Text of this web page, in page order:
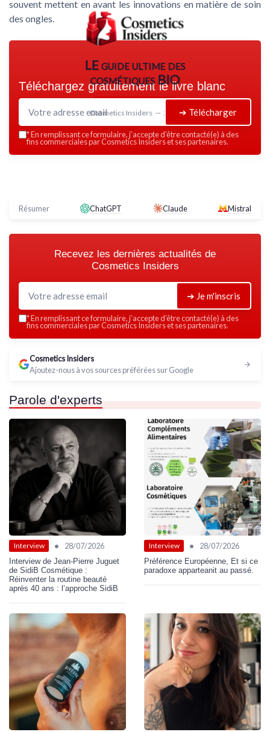
souvent mettent en avant les innovations en matière de soin
des ongles.
LE guide ultime des
cosmétiques BIO
Cosmetics Insiders — 2026
Téléchargez gratuitement le livre blanc
➔ Télécharger
*En remplissant ce formulaire, j’accepte d’être contacté(e) à des
fins commerciales par Cosmetics Insiders et ses partenaires.
Résumer ChatGPT Claude Mistral
Recevez les dernières actualités de
Cosmetics Insiders
➔ Je m'inscris
*En remplissant ce formulaire, j’accepte d’être contacté(e) à des
fins commerciales par Cosmetics Insiders et ses partenaires.
Cosmetics Insiders
Ajoutez-nous à vos sources préférées sur Google
Parole d'experts
Interview • 28/07/2026
Interview de Jean-Pierre Juguet
de SidiB Cosmétique :
Réinventer la routine beauté
après 40 ans : l’approche SidiB
Interview • 28/07/2026
Préférence Européenne, Et si ce
paradoxe apparteanit au passé.